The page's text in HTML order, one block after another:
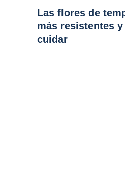
Las flores de
más resistentes
cuidar